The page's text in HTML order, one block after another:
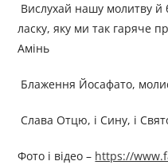
Вислухай нашу молитву й
ласку, яку ми так гаряче
Амінь
Блаження Йосафато,
Слава Отцю, і Сину, і
Фото і відео – https://